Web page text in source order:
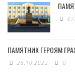
ПАМЯТНИК ГЕРОЯМ
26.10.2022 0